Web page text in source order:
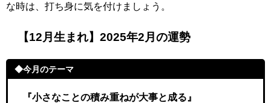
な時は、打ち身に気を付けましょう。
【12月生まれ】2025年2月の運勢
◆今月のテーマ
『小さなことの積み重ねが大事と成る』